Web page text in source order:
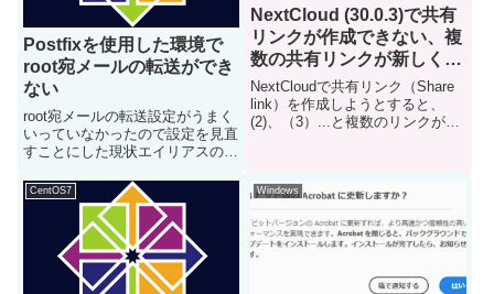
Postfixを使用した環境で
root宛メールの転送ができ
ない
root宛メールの転送設定がうまく
いっていなかったので設定を見直
すことにした現状エイリアスの設
足りていなかった①宛先「root」
にドメイン情報がないので
「@example.com」の文字列を付
与する②「root...
NextCloud (30.0.3)で共有
リンクが作成できない、複
数の共有リンクが新しく作
成されてしまう
NextCloudで共有リンク（Share
link）を作成しようとすると、
(2)、（3）...と複数のリンクが作
いるバグのようです根本...
CentOS7 Windows